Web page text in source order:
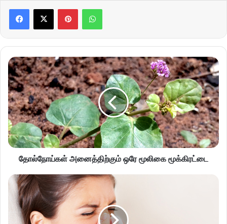
தோல்நோய்கள் அனைத்திற்கும் ஒரே மூலிகை மூக்கிரட்டை